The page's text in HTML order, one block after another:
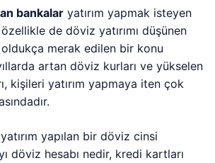
bankalar yatırım yapmak isteyen
de döviz yatırımı düşünen
merak edilen bir konu
artan döviz kurları ve yükselen
kişileri yatırım yapmaya iten çok
yapılan bir döviz cinsi
döviz hesabı nedir, kredi kartları